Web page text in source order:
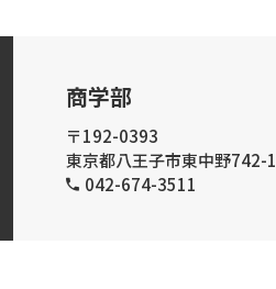
商学部
〒192-0393
東京都八王子市東中野742-1
042-674-3511